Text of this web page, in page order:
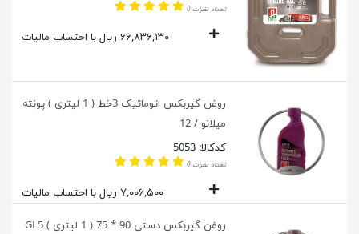
تعداد نظرات 0
۶۶,۸۳۶,۱۳۰ ریال با احتساب مالیات
روغن گیربکس اتوماتیک 3خط ( 1 لیتری ) پونته
میلانو / 12
کدکالا: 5053
تعداد نظرات 0
۷,۰۰۶,۵۰۰ ریال با احتساب مالیات
روغن گیربکس دستی 90 * 75 ( 1 لیتری ) GL5